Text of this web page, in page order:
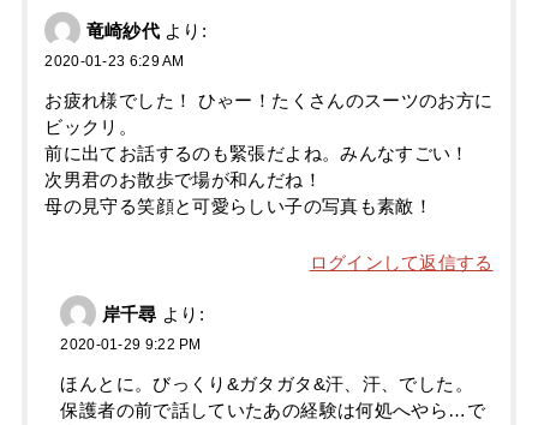
竜崎紗代 より:
2020-01-23 6:29 AM
お疲れ様でした！ ひゃー！たくさんのスーツのお方に
ビックリ。
前に出てお話するのも緊張だよね。みんなすごい！
次男君のお散歩で場が和んだね！
母の見守る笑顔と可愛らしい子の写真も素敵！
ログインして返信する
岸千尋 より:
2020-01-29 9:22 PM
ほんとに。びっくり&ガタガタ&汗、汗、でした。
保護者の前で話していたあの経験は何処へやら…で